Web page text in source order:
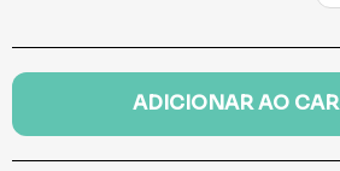
ADICIONAR AO